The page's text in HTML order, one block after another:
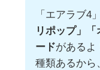
「エアラブ4
リポップ」
ードがあるよ
種類あるから